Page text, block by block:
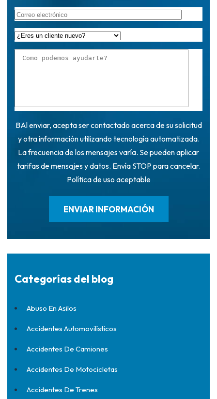
BAl enviar, acepta ser contactado acerca de su solicitud
y otra información utilizando tecnología automatizada.
La frecuencia de los mensajes varía. Se pueden aplicar
tarifas de mensajes y datos. Envía STOP para cancelar.
Política de uso aceptable
Categorías del blog
Abuso En Asilos
Accidentes Automovilísticos
Accidentes De Camiones
Accidentes De Motocicletas
Accidentes De Trenes